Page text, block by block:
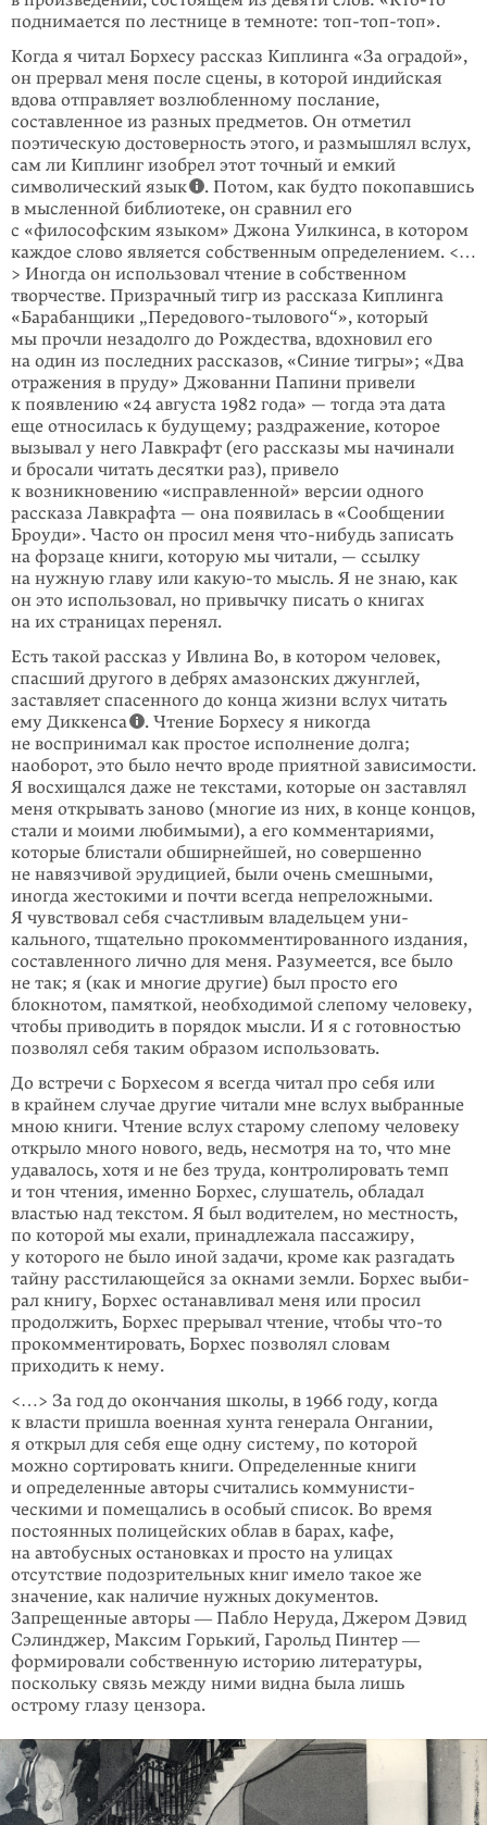
поднимается по лестнице в темноте: топ-топ-топ».
Когда я читал Борхесу рассказ Киплинга «За оградой»,
он прервал меня после сцены, в которой индийская
вдова отправляет возлюб­ленному послание,
составленное из разных предметов. Он отметил
поэтичес­кую достовер­ность этого, и размышлял вслух,
сам ли Киплинг изобрел этот точный и емкий
символический язык
. Потом, как будто покопавшись
в мыслен­ной библио­теке, он сравнил его
с «философским язы­ком» Джона Уилкинса, в котором
каждое слово является собственным определением. <…
> Иногда он использовал чтение в собст­венном
творчестве. Призрачный тигр из рас­сказа Киплинга
«Барабанщики „Передового-тылово­го“», который
мы прочли незадолго до Ро­ждества, вдохновил его
на один из пос­ледних рассказов, «Синие тигры»; «Два
отра­жения в пруду» Джованни Папини привели
к появ­лению «24 августа 1982 года» — тогда эта дата
еще относилась к будущему; раздражение, которое
вызывал у него Лавкрафт (его рассказы мы начи­нали
и бросали читать десятки раз), привело
к возникновению «исправленной» версии одного
рассказа Лавкрафта — она появилась в «Сообще­нии
Броуди». Часто он просил меня что-нибудь записать
на форзаце книги, которую мы чита­ли, — ссылку
на нужную главу или какую-то мысль. Я не знаю, как
он это использовал, но привычку писать о книгах
на их страницах перенял.
Есть такой рассказ у Ивлина Во, в котором человек,
спасший другого в дебрях амазон­ских джунглей,
заставляет спасенного до кон­ца жизни вслух читать
ему Диккенса
. Чтение Борхесу я никогда
не воспринимал как простое исполне­ние долга;
наоборот, это было нечто вроде приятной зависимости.
Я восхищался даже не текстами, которые он заставлял
меня откры­вать заново (многие из них, в конце концов,
стали и моими любимыми), а его комментариями,
кото­рые блистали обширнейшей, но совершенно
не навязчивой эрудицией, были очень смешными,
иногда жестокими и почти всегда непреложными.
Я чувствовал себя счастливым владельцем уни­
кального, тщательно прокомментированного издания,
составленного лично для меня. Разуме­ется, все было
не так; я (как и многие другие) был просто его
блокнотом, памяткой, необходи­мой слепому человеку,
чтобы приводить в порядок мысли. И я с готов­ностью
позволял себя таким образом использовать.
До встречи с Борхесом я всегда читал про себя или
в крайнем случае другие читали мне вслух выбранные
мною книги. Чтение вслух старому слепому человеку
открыло много нового, ведь, несмотря на то, что мне
удавалось, хотя и не без труда, контролиро­вать темп
и тон чтения, именно Борхес, слушатель, обладал
властью над текстом. Я был водителем, но местность,
по которой мы ехали, принадлежала пасса­жиру,
у кото­рого не было иной задачи, кроме как разга­дать
тайну расстилающейся за окнами земли. Борхес выби­
рал книгу, Борхес останавливал меня или просил
продолжить, Борхес преры­вал чтение, чтобы что-то
прокомментиро­вать, Борхес позволял словам
приходить к нему.
<…> За год до окончания школы, в 1966 году, когда
к власти пришла военная хунта генерала Онгании,
я открыл для себя еще одну систему, по которой
можно сортиро­вать книги. Определенные книги
и опреде­ленные авторы считались комму­нисти­
ческими и помещались в особый список. Во время
постоянных полицейских облав в барах, кафе,
на автобусных останов­ках и просто на улицах
отсутствие подозри­тельных книг имело такое же
значение, как наличие нужных документов.
Запрещенные авторы ― Пабло Неруда, Джером Дэвид
Сэлинджер, Максим Горький, Гарольд Пинтер ―
формировали собствен­ную историю литературы,
поскольку связь между ними видна была лишь
острому глазу цензора.